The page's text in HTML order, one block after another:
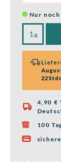
Nur noch
x

4,90 €
 100
